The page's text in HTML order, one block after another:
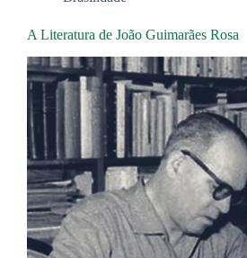
A Literatura de João Guimarães Rosa